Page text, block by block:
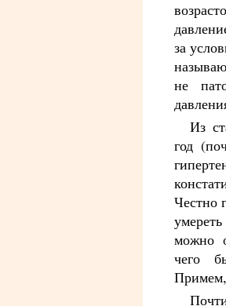
за
не
Из
год
Честно
можно
чего